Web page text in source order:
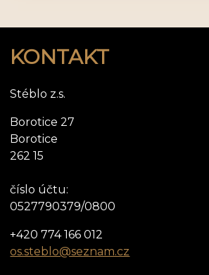
KONTAKT
Stéblo z.s.
Borotice 27
Borotice
262 15
číslo účtu:
0527790379/0800
+420 774 166 012
os.steblo@seznam.cz